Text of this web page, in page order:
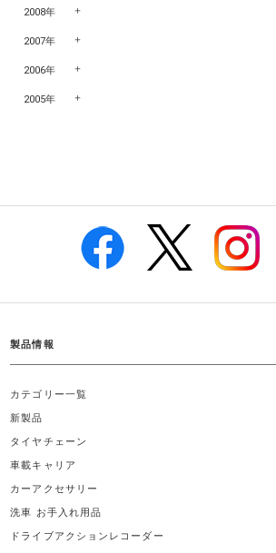
2008年
2007年
2006年
2005年
製品情報
カテゴリー一覧
新製品
タイヤチェーン
車載キャリア
カーアクセサリー
洗車 お手入れ用品
ドライブアクションレコーダー